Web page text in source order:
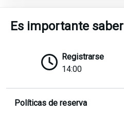
Es importante saber
Registrarse
14:00
Políticas de reserva